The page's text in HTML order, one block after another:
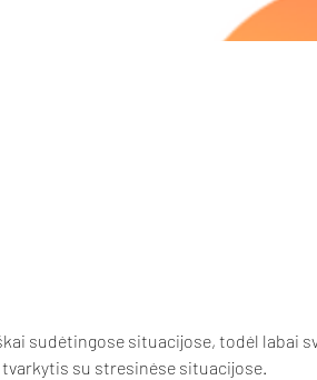
sudėtingose situacijose, todėl labai
su stresinėse situacijose.